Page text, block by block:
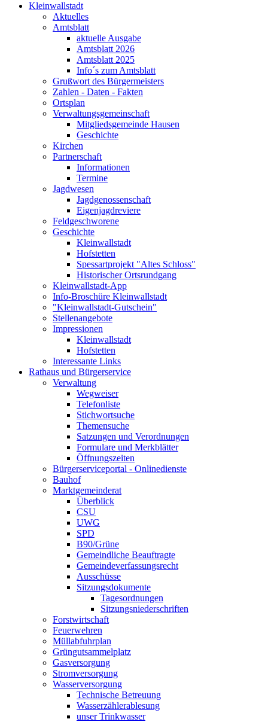
Kleinwallstadt
Aktuelles
Amtsblatt
aktuelle Ausgabe
Amtsblatt 2026
Amtsblatt 2025
Info´s zum Amtsblatt
Grußwort des Bürgermeisters
Zahlen - Daten - Fakten
Ortsplan
Verwaltungsgemeinschaft
Mitgliedsgemeinde Hausen
Geschichte
Kirchen
Partnerschaft
Informationen
Termine
Jagdwesen
Jagdgenossenschaft
Eigenjagdreviere
Feldgeschworene
Geschichte
Kleinwallstadt
Hofstetten
Spessartprojekt "Altes Schloss"
Historischer Ortsrundgang
Kleinwallstadt-App
Info-Broschüre Kleinwallstadt
"Kleinwallstadt-Gutschein"
Stellenangebote
Impressionen
Kleinwallstadt
Hofstetten
Interessante Links
Rathaus und Bürgerservice
Verwaltung
Wegweiser
Telefonliste
Stichwortsuche
Themensuche
Satzungen und Verordnungen
Formulare und Merkblätter
Öffnungszeiten
Bürgerserviceportal - Onlinedienste
Bauhof
Marktgemeinderat
Überblick
CSU
UWG
SPD
B90/Grüne
Gemeindliche Beauftragte
Gemeindeverfassungsrecht
Ausschüsse
Sitzungsdokumente
Tagesordnungen
Sitzungsniederschriften
Forstwirtschaft
Feuerwehren
Müllabfuhrplan
Grüngutsammelplatz
Gasversorgung
Stromversorgung
Wasserversorgung
Technische Betreuung
Wasserzählerablesung
unser Trinkwasser